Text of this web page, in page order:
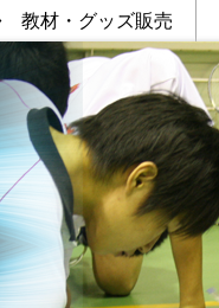
教材・グッズ販売